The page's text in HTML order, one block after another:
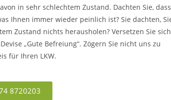
in sehr schlechtem Zustand. Dachten Sie, dass
Ihnen immer wieder peinlich ist? Sie dachten,
Zustand nichts herausholen? Versetzen Sie sich
„Gute Befreiung“. Zögern Sie nicht uns zu
für Ihren LKW.
8720203